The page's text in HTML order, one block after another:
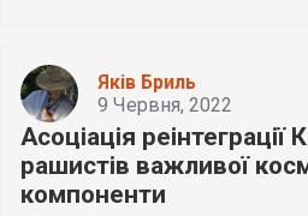
Яків Бриль
9 Червня, 2022
Асоціація
рашистів важливої
компоненти